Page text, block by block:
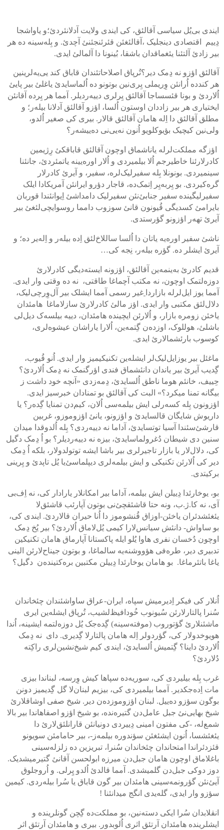
ایندی بی‌یُل سیاسی آقالئق، کی ایندی ولایت‌ آدلانئردئ؛و یاواشجا
دِییم اقتصادی دینجلیک ،آقالئغئن قئرئنجئنئ آچدئ. و بِله‌سینه ده هر
بیر زادئ آلتئنا یئغماقدان باشقا، بُینونا دا آلمالئ ایدی.
آقالئق اؤزو نه دِمک دیر؟تُرپاق اصلاحاتئندان قاباق کند یی‌یه‌لرینین
هر کندده اُرانئن وِریملی یِری‌نین بوتونو ده اُلماسایدئ یاغلئ بیر پایئ
اُلاردئ و بونا قئسساجا آقالئق یِرلری دییه‌ردیلر. آمما هر یِرده آقانئن
ایختیاری هر بیر زاددان اوستون اُلسا، اؤزو آقالئق آدلانا بیله‌ر؛ و
مطلق آقالئق دا اِله هامان آقالئق قالار. بیری کی صغیر اُلدو،
ولی‌نین کیچیک بؤیوکلویو اُنون نه‌یی‌نی ده‌‌ییشه‌ر؟
اؤزگه مملکت‌لرله یاناشماق اوچون آقالئق قاباقکئ رِژیمین
کادرلارئنا خاطیرجم اُلا بیلمیردی و اُلار اوره‌یینه یاتمئردئ، جانئنا
سینمیردی. بونونلا بِله سفیرلیک‌لره، سفیر، و آیرئ کادرلار
گره‌کیردی. بو یِربه‌یِر اِتمک‌ده، قاجار دؤرو ایرانئن آمریکادا ایلک
سفیرلیگینده سفیر جنابئ‌نئن سفیرلیک دامداشئ اِیوانئندا قوربان
بایرامئ کسدیگی قُیونون قانئ سوزوب دامما روسوایچی‌لئغئ بیر
آیرئ تهه‌ر اؤزونو گؤرستدی.
ناشئ سفیر اوره‌یه یاتان دا اُلسا ساللاخ‌لئق اِده بیله‌ر و اِله‌یر ده؛ و
آیرئ ایشلر ده. گؤره بیله‌ر، نِجه کی…
قدیم کادرئ به‌ینمه‌ین آقالئق، اؤزونه ایسته‌دیگی کادرلارئ
دوزه‌لتمک اوچون، نه مکتب آچماغا طاقتی، نه ده وقتی وار ایدی.
آمما یوز ایل‌لرله بازاردا غیر رسمی آمما ایشلک بیر آل‌وِرچی‌لیک،
دلال‌لئق مکتبی وار ایدی. اؤز مالئ کادرلارئ سازلاماغا هامئدان
یاخئن زومره‌ بازار، و اُلارئن ایچینده هامئدان، دییه بیلسه‌ک دیل‌لی
باشلئ، هوللوک، اوزده‌ن گِتمه‌ین، اُلارا یاراشان عیشوه‌لری،
کوسوب بارئشمالارئ ایدی.
ماغئل بیر یوزایل‌لیک‌لر ایشله‌ین تکنیکیمیز وار ایدی. اُنو قُیوب،
گِدیب آیرئ بیر یاندان دانئشماق فندی اؤرگنمک نه دِمک اُلاردئ؟
حِییف، خانئم هوما ناطق اُلسایدئ، دِمه‌زدی «آنچه خود داشت ز
بیگانه تمنا میکرد؟» البت کی آقالئق بو تمنادان خبرسیز ایدی.
اؤزونون بِله کسه‌رلی ایش بیلمه‌سی اُلان، کیم‌دن تمنایا گِده‌ر؟ یا
داریوش شایگان قالسایدئ و اؤزونو، یانئ اؤزوموزو، غربین
قارشئ‌سئندا آسیا توتسایدئ، آداما نه دییه‌ردی؟ بِله اُلدوقدا میدان
سنین دی شیطان دُغرولماسایدئ، بیزه نه دییه‌ردیلر؟ بو اُ دِمک دگیل
کی، دلال‌لار یا بازار تاجیرلری بیر باشا ایشه توتولدولار، بلکه اُ دِمک
دیر کی اُلارئن تکنیکی و ایش بیلمه‌لری دیپلماسئ‌یا یُل تاپدئ و یِرینی
برکیتدی.
بو، یوخارئدا دِییلن ایش بیلمه، آداما بیر امکانلار یارادار کی، نه اِف‌بی
آی، نه کا.ژ.ب، ونه حتا قاشئقچئ‌نی بوتون آپارئب قاشئق‌لا
یئغئشدئران یاخئن-اوزاق قُنشوموز دا اُنا حیران قالاردئ. ایندی کی،
بو ساواش- دانئش سیانس‌لارا کیمی یُل‌لاماق اُلاردئ؟ بیر یُخ دِمک
اوچون دُخسان نفری هاوا یُلو ایله پاکستانا آپارماق هامان تکنیکین
تدبیری دیر، طره‌فی هؤووشنه‌یه سالماغا، و بوتون جیناح‌لارئن الینی
یاغا باتئرماغا. بو هامان یوخارئدا دِییلن مکتبین بره‌کتینده‌ن دگیل؟
اُنلار کی فیکر اِدیرمیش سپاه، ایران-عراق ساواشئندان چئخاندان
سُنرا پالتارلارئن سُیونوب خُودافیظ‌لشیب، تُرپاق ایشله‌ین ایری
ماشئنلارئ گؤتوروب (موفته‌سینه) گِده‌جک یُل دوزه‌لتمه ایشینه، اُندا
هویوخدولار کی، گؤردولر اِله هامان پالتارلا گِدیری. دای نه دِمک
اُلاردئ داینا؟ گِتمیش اُلسایدئ، ایندی کیم شیخ‌نشین‌لری راکِته
دُلاردئ؟
غرب بِله بیلیردی کی، سوریه‌‌ده سپاها کیش وِرسه، لبناندا بیزی
مات اِده‌جکدیر. آمما بیلمیردی کی، بیزیم لبنان‌لا گل گِدیمیز دونن
بوگون سؤزو ده‌ییل. لبنان اؤزوموزده‌ن دیر. شیخ صفی اوشاقلارئ
شیخ بهایی‌نئ جبل عامل‌دن گتیره‌نده، بو شیخ اؤزو اصفاهاندا بیر بالا
شمع‌له، -کی مفتون امینی دِییردی دونیانئن قارانلئق‌لارئ دا
یئغئشسا، اُنون ایشئغئن سؤندوره بیلمه‌ز-، بیر حامامئن سویونو
قئزدئراندا امتحاندان چئخاندان سُنرا، تبریزین ده زلزله‌سینی
باغلاماق اوچون هامان جبل‌دن میرزه ابولحسن آقانئ گتیرمیشدیک.
دوز دوکی جبل‌دن گلمیشدی. آمما قالدئ اُلدو یِِرلی. و اُروجلوق
آیئ‌نئن گؤرونمه‌سینی هامئدان بیر گون قاباق یا سُرا بیله‌ردی. کیمین
سؤزو وار ایدی، گله‌یدی انگج میدانئنا !
انقلابدان سُرا ایکی دسته‌نین، بو مملکت‌ده گِچن گونلرینده و
ایشلرینده هامئدان آرتئق اثری اُلوبدور. بیری و هامئدان آرتئق اثر